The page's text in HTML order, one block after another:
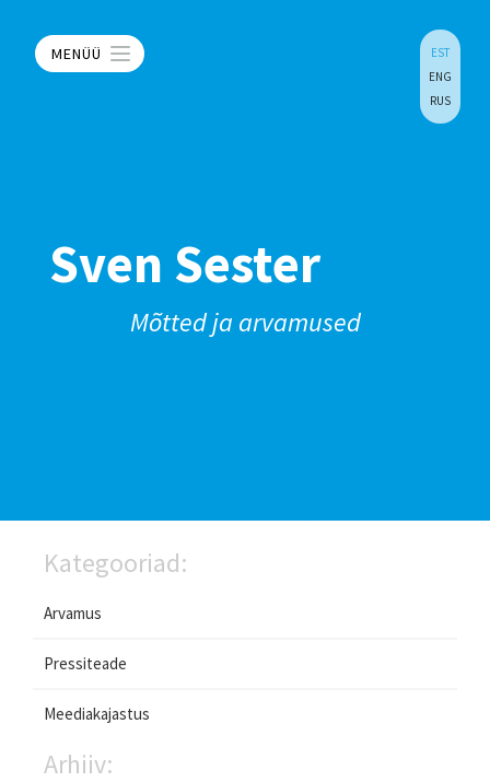
MENÜÜ
EST
ENG
RUS
Sven Sester
Mõtted ja arvamused
Kategooriad:
Arvamus
Pressiteade
Meediakajastus
Arhiiv: